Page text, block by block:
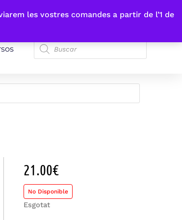
les vostres comandes a partir de l’1 de
21.00€
No Disponible
Esgotat